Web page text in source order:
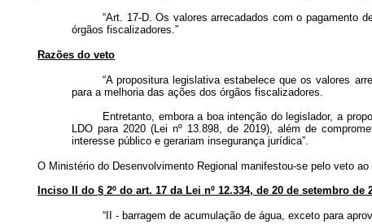
“Art. 17-D. Os valores arrecadados com o pagamento
órgãos fiscalizadores.”
Razões do veto
“A propositura legislativa estabelece que os valores
para a melhoria das ações dos órgãos fiscalizadores.
Entretanto, embora a boa intenção do legislador, a
LDO para 2020 (Lei nº 13.898, de 2019), além de
interesse público e gerariam insegurança jurídica”.
O Ministério do Desenvolvimento Regional manifestou-se pelo veto
Inciso II do § 2º do art. 17 da Lei nº 12.334, de 20 de setembro
“II - barragem de acumulação de água, exceto para